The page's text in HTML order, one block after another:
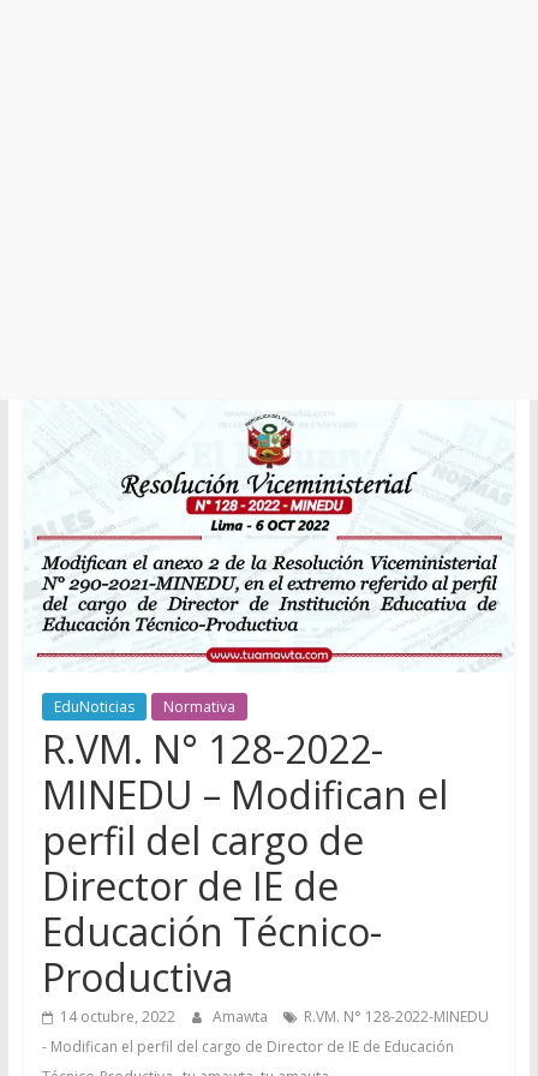
EduNoticias Normativa
R.VM. N° 128-2022-
MINEDU – Modifican el
perfil del cargo de
Director de IE de
Educación Técnico-
Productiva
14 octubre, 2022 Amawta
R.VM. N° 128-2022-MINEDU
- Modifican el perfil del cargo de Director de IE de Educación